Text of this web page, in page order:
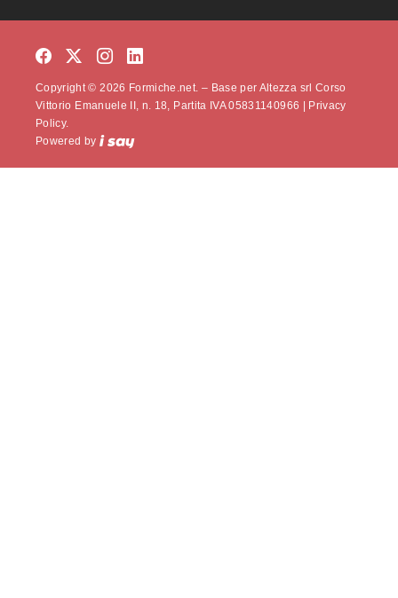
Copyright © 2026 Formiche.net. – Base per Altezza srl Corso
Vittorio Emanuele II, n. 18, Partita IVA 05831140966 |
Privacy
Policy.
Powered by